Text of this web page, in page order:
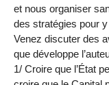
et nous organiser
des stratégies pour
Venez discuter des
que développe
1/ Croire que l’État